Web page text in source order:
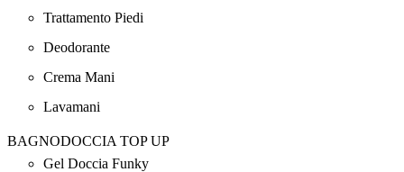
Trattamento Piedi
Deodorante
Crema Mani
Lavamani
BAGNODOCCIA TOP UP
Gel Doccia Funky